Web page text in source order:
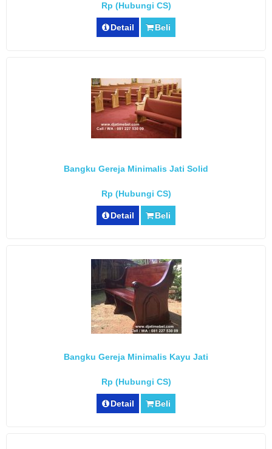
Rp (Hubungi CS)
Detail Beli
Bangku Gereja Minimalis Jati Solid
Rp (Hubungi CS)
Detail Beli
Bangku Gereja Minimalis Kayu Jati
Rp (Hubungi CS)
Detail Beli